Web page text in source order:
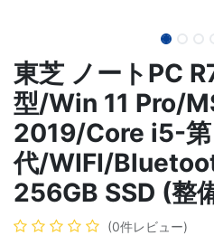
東芝 ノートPC
型/Win 11 Pro/
2019/Core i5-第
代/WIFI/
256GB SSD (整
(0件レビュー)